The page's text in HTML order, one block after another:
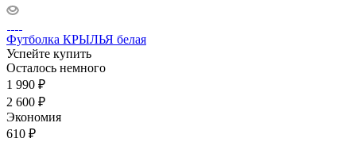
Футболка КРЫЛЬЯ белая
Успейте купить
Осталось немного
1 990 ₽
2 600 ₽
Экономия
610 ₽